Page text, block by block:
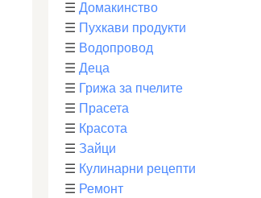
☰ Домакинство
☰ Пухкави продукти
☰ Водопровод
☰ Деца
☰ Грижа за пчелите
☰ Прасета
☰ Красота
☰ Зайци
☰ Кулинарни рецепти
☰ Ремонт